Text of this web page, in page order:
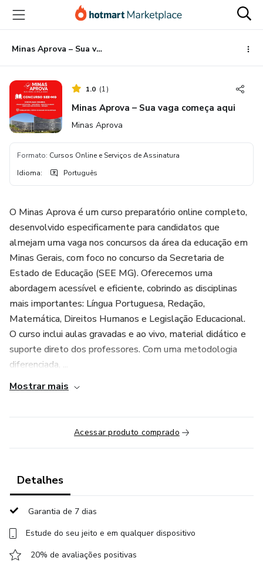
para
conteúdo
principal
para
pagamento
para
rodapé
Minas Aprova – Sua vaga começa aqui
1.0 (1)
Minas Aprova – Sua vaga começa aqui
Minas Aprova
Formato: Cursos Online e Serviços de Assinatura
Idioma: Português
O Minas Aprova é um curso preparatório online completo,
desenvolvido especificamente para candidatos que
almejam uma vaga nos concursos da área da educação em
Minas Gerais, com foco no concurso da Secretaria de
Estado de Educação (SEE MG). Oferecemos uma
abordagem acessível e eficiente, cobrindo as disciplinas
mais importantes: Língua Portuguesa, Redação,
Matemática, Direitos Humanos e Legislação Educacional.
O curso inclui aulas gravadas e ao vivo, material didático e
suporte direto dos professores. Com uma metodologia
diferenciada, ...
Mostrar mais
Acessar produto comprado
Detalhes
Garantia de 7 dias
Estude do seu jeito e em qualquer dispositivo
20% de avaliações positivas